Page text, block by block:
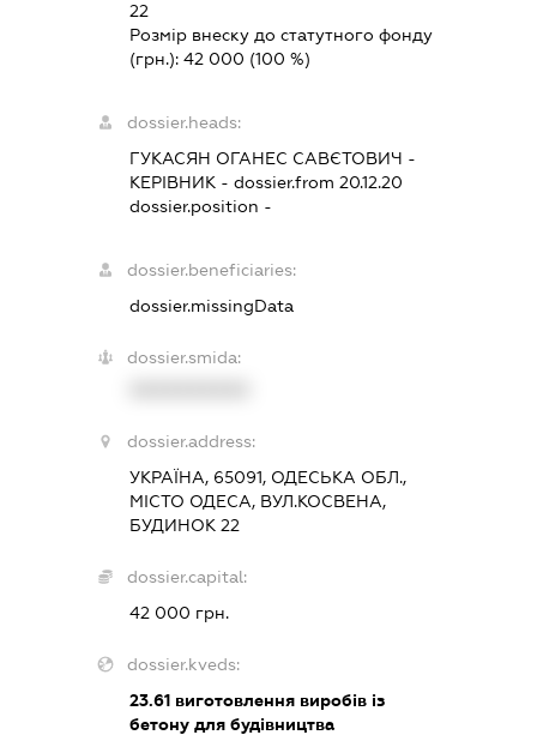
22
Розмір внеску до статутного фонду
(грн.):42 000 (100 %)
dossier.heads:
ГУКАСЯН ОГАНЕС САВЄТОВИЧ -
КЕРІВНИК - dossier.from 20.12.20
dossier.position -
dossier.beneficiaries:
dossier.missingData
dossier.smida:
dossier.address:
УКРАЇНА, 65091, ОДЕСЬКА ОБЛ.,
МІСТО ОДЕСА, ВУЛ.КОСВЕНА,
БУДИНОК 22
dossier.capital:
42 000 грн.
dossier.kveds:
23.61 виготовлення виробів із
бетону для будівництва